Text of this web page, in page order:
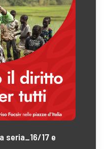
seria_16/17 e